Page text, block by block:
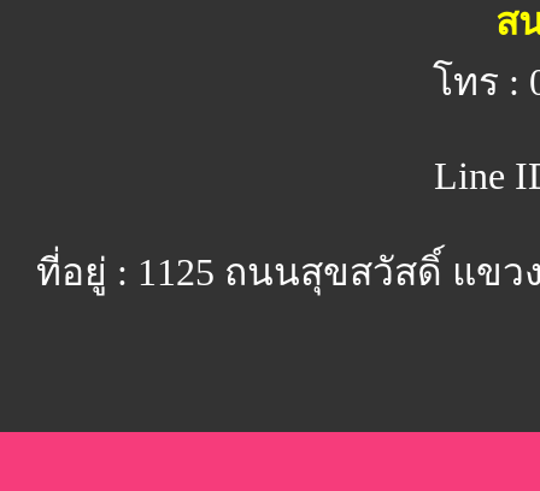
ส
โทร :
Line
ที่อยู่ : 1125 ถนนสุขสวัสดิ์ แขว